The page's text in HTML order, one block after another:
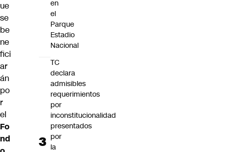
ue
se
be
ne
fici
ar
án
po
r
el
Fo
nd
en
el
Parque
Estadio
Nacional
TC
declara
admisibles
requerimientos
por
inconstitucionalidad
presentados
por
la